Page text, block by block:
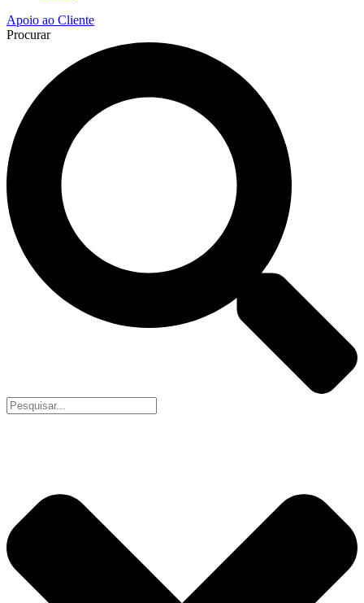
Apoio ao Cliente
Procurar